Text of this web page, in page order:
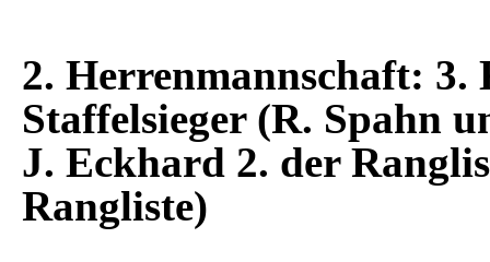
2. Herrenmannschaft: 3.
Staffelsieger (R. Spahn
J. Eckhard 2. der
Rangliste)